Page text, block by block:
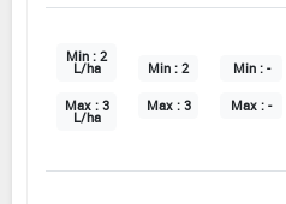
Min : 2
L/ha
Max : 3
L/ha
Min : 2
Max : 3
Min : -
Max : -